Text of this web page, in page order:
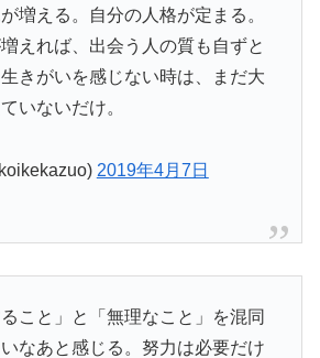
増える。自分の人格が定まる。
えれば、出会う人の質も自ずと
生きがいを感じない時は、まだ大
いないだけ。
2019年4月7日
こと」と「無理なこと」を混同
なあと感じる。努力は必要だけ